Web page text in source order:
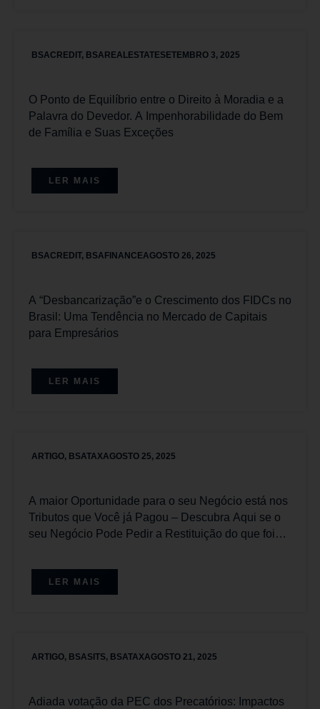
BSACREDIT, BSAREALESTATESETEMBRO 3, 2025
O Ponto de Equilíbrio entre o Direito à Moradia e a
Palavra do Devedor. A Impenhorabilidade do Bem
de Família e Suas Exceções
LER MAIS
BSACREDIT, BSAFINANCEAGOSTO 26, 2025
A “Desbancarização”e o Crescimento dos FIDCs no
Brasil: Uma Tendência no Mercado de Capitais
para Empresários
LER MAIS
ARTIGO, BSATAXAGOSTO 25, 2025
A maior Oportunidade para o seu Negócio está nos
Tributos que Você já Pagou – Descubra Aqui se o
seu Negócio Pode Pedir a Restituição do que foi
LER MAIS
ARTIGO, BSASITS, BSATAXAGOSTO 21, 2025
Adiada votação da PEC dos Precatórios: Impactos